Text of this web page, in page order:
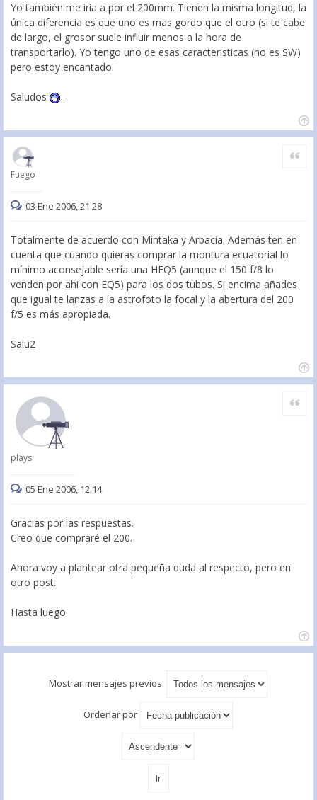
Yo también me iría a por el 200mm. Tienen la misma longitud, la
única diferencia es que uno es mas gordo que el otro (si te cabe
de largo, el grosor suele influir menos a la hora de
transportarlo). Yo tengo uno de esas caracteristicas (no es SW)
pero estoy encantado.
Saludos .
Fuego
Citar
03 Ene 2006, 21:28
Totalmente de acuerdo con Mintaka y Arbacia. Además ten en
cuenta que cuando quieras comprar la montura ecuatorial lo
mínimo aconsejable sería una HEQ5 (aunque el 150 f/8 lo
venden por ahi con EQ5) para los dos tubos. Si encima añades
que igual te lanzas a la astrofoto la focal y la abertura del 200
f/5 es más apropiada.
Salu2
plays
Citar
05 Ene 2006, 12:14
Gracias por las respuestas.
Creo que compraré el 200.
Ahora voy a plantear otra pequeña duda al respecto, pero en
otro post.
Hasta luego
Mostrar mensajes previos:
Ordenar por